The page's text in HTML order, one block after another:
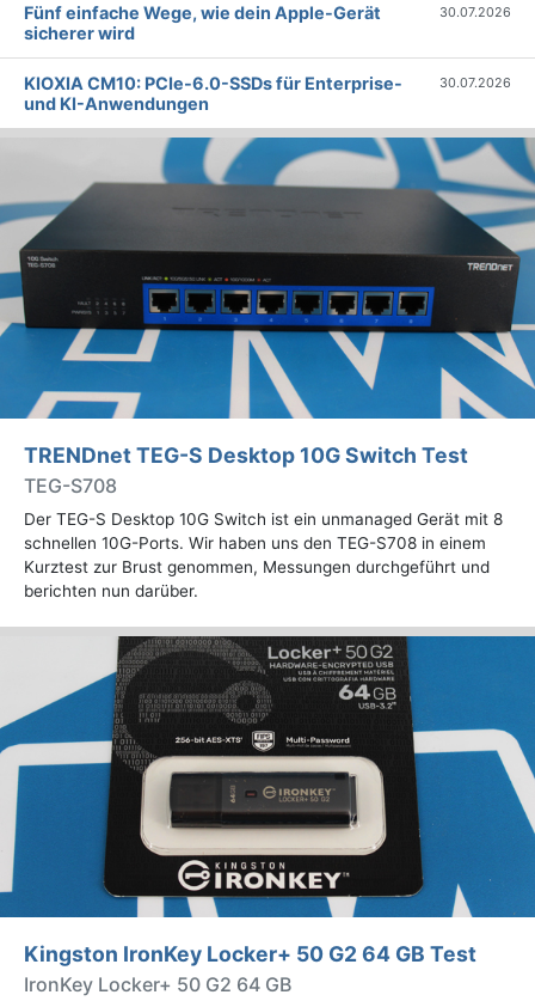
Fünf einfache Wege, wie dein Apple-Gerät
sicherer wird
30.07.2026
KIOXIA CM10: PCIe-6.0-SSDs für Enterprise-
und KI-Anwendungen
30.07.2026
TRENDnet TEG-S Desktop 10G Switch Test
TEG-S708
Der TEG-S Desktop 10G Switch ist ein unmanaged Gerät mit 8
schnellen 10G-Ports. Wir haben uns den TEG-S708 in einem
Kurztest zur Brust genommen, Messungen durchgeführt und
berichten nun darüber.
Kingston IronKey Locker+ 50 G2 64 GB Test
IronKey Locker+ 50 G2 64 GB